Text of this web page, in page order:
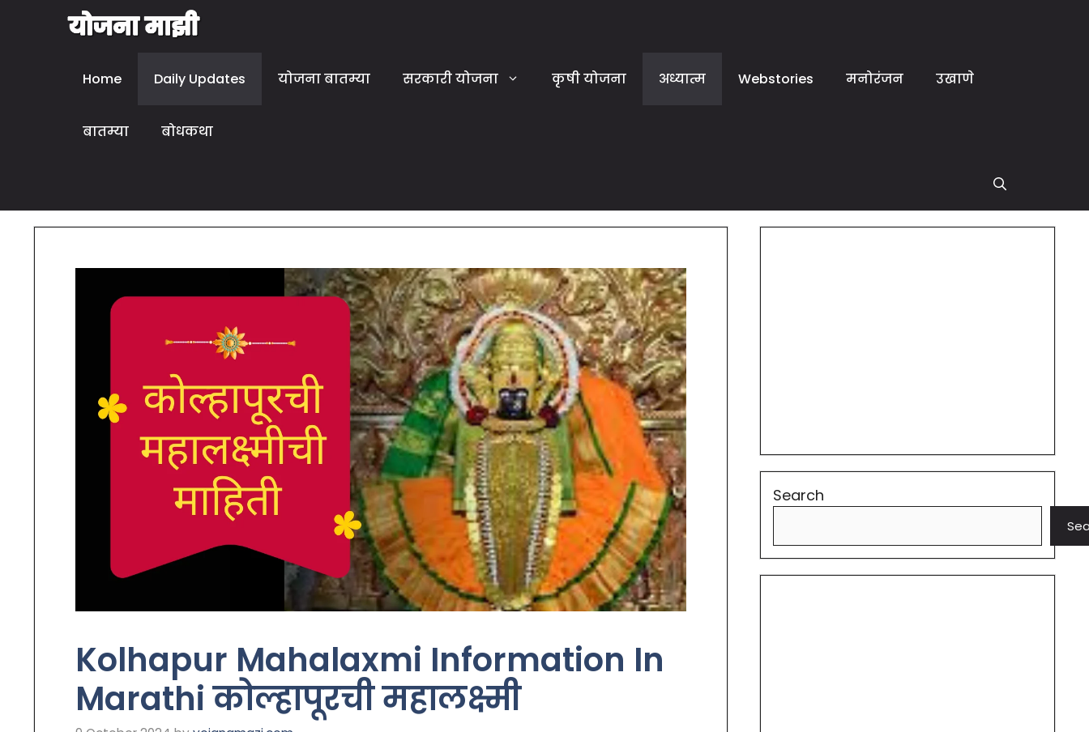
Home Daily Updates योजना बातम्या सरकारी योजना कृषी योजना अध्यात्म Webstories मनोरंजन उखाणे
बातम्या बोधकथा
Kolhapur Mahalaxmi Information In
Marathi कोल्हापूरची महालक्ष्मी
Search